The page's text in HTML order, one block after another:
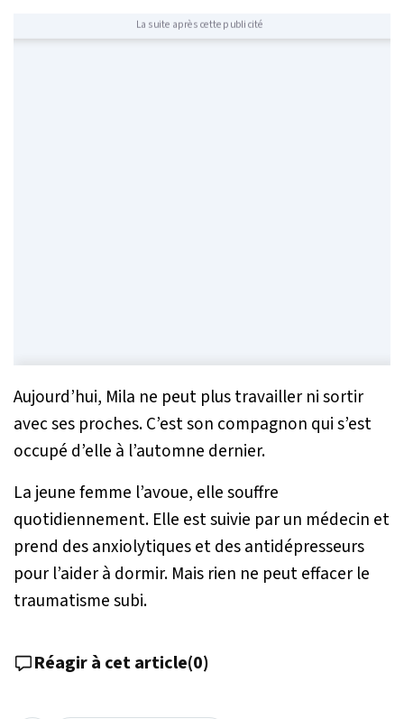
La suite après cette publicité
Aujourd’hui, Mila ne peut plus travailler ni sortir
avec ses proches. C’est son compagnon qui s’est
occupé d’elle à l’automne dernier.
La jeune femme l’avoue, elle souffre
quotidiennement. Elle est suivie par un médecin et
prend des anxiolytiques et des antidépresseurs
pour l’aider à dormir. Mais rien ne peut effacer le
traumatisme subi.
Réagir à cet article(0)